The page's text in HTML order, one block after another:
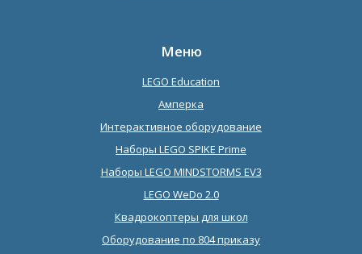
Меню
LEGO Education
Амперка
Интерактивное оборудование
Наборы LEGO SPIKE Prime
Наборы LEGO MINDSTORMS EV3
LEGO WeDo 2.0
Квадрокоптеры для школ
Оборудование по 804 приказу